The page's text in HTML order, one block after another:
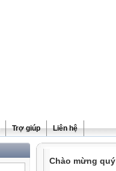
Trợ giúp Liên hệ
Chào mừng